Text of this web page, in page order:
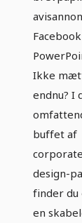
Ikke
endnu? I
buffet af
design-
finder du
en